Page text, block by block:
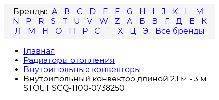
A
B C D E F G H I J K L
M
N
P R S T U V W Z А Б В Г Д Е
К
Л
М Н О П Р С Т Х Ц Э
Главная
Радиаторы отопления
Внутрипольные конвекторы
Внутрипольный конвектор длиной 2,1 м - 3 м
STOUT SCQ-1100-0738250